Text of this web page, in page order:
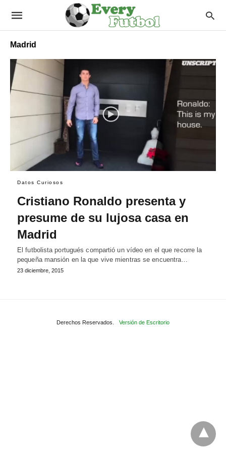
Madrid
Datos Curiosos
Cristiano Ronaldo presenta y
presume de su lujosa casa en
Madrid
El futbolista portugués compartió un vídeo en el que recorre la
pequeña mansión en la que vive mientras se encuentra…
23 diciembre, 2015
Derechos Reservados. Versión de Escritorio